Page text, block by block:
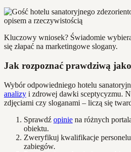
Kluczowy wniosek? Świadomie
się złapać na marketingowe slogany.
Jak rozpoznać prawdziwą
Wybór odpowiedniego hotelu
analizy i zdrowej dawki sceptycyzmu.
zdjęciami czy sloganami – liczą się
Sprawdź opinie na różnych
obiektu.
Zweryfikuj kwalifikacje
zabiegów.